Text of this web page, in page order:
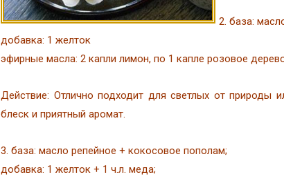
2. база:
добавка: 1 желток
эфирные масла: 2 капли лимон, по 1 капле розовое
Действие: Отлично подходит для светлых от природы
блеск и приятный аромат.
3. база: масло репейное + кокосовое пополам;
добавка: 1 желток + 1 ч.л. меда;